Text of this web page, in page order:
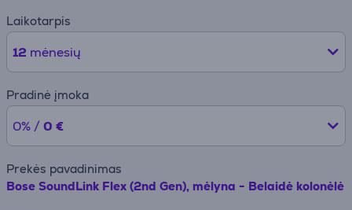
Laikotarpis
12 mėnesių
Pradinė įmoka
0% / 0 €
Prekės pavadinimas
Bose SoundLink Flex (2nd Gen), mėlyna - Belaidė kolonėlė